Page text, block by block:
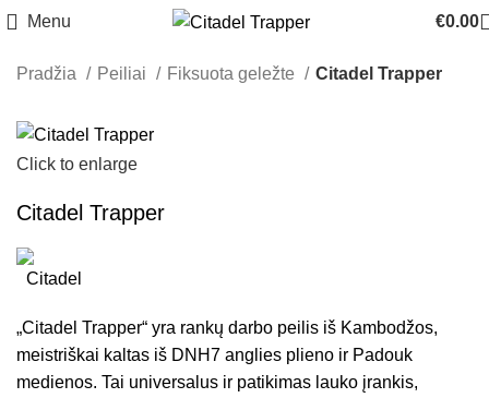
Menu €0.00
Pradžia Peiliai Fiksuota geležte Citadel Trapper
Click to enlarge
Citadel Trapper
„Citadel Trapper“ yra rankų darbo peilis iš Kambodžos,
meistriškai kaltas iš DNH7 anglies plieno ir Padouk
medienos. Tai universalus ir patikimas lauko įrankis,